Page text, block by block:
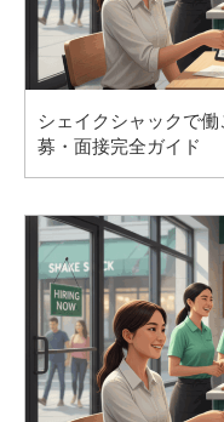
シェイクシャックで
募・面接完全ガイド